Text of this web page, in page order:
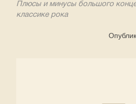
Плюсы и минусы большого
классике рока